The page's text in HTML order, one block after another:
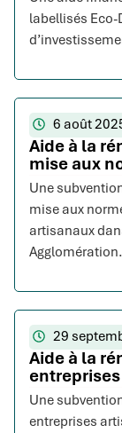
labellisés
6 août
Aide à la
mise aux
Une
mise aux
artisanaux
Agglomération.
29
Aide à la
Une
entreprises